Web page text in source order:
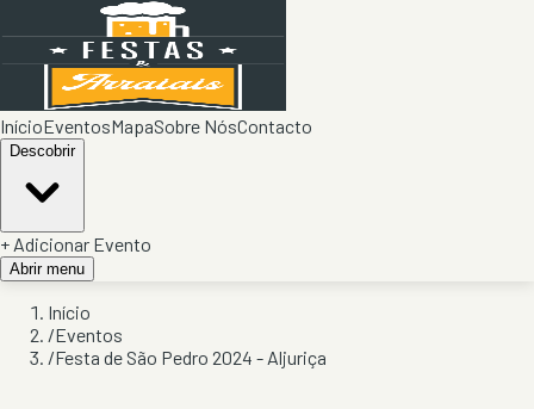
InícioEventosMapaSobre NósContacto
Descobrir
+ Adicionar Evento
Abrir menu
Início
/Eventos
/Festa de São Pedro 2024 - Aljuriça